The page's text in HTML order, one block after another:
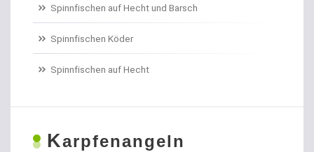
Bleisets
Blinker
Bodentaster
Boilies
Spinnfischen auf Hecht und Barsch
Spinnfischen Köder
Spinnfischen auf Hecht
Karpfenangeln